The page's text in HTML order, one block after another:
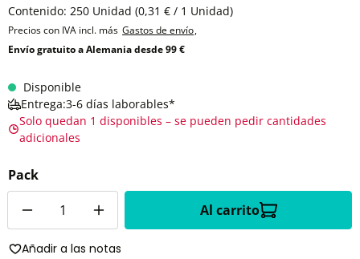
Contenido: 250 Unidad (0,31 € / 1 Unidad)
Precios con IVA incl. más Gastos de envío,
Envío gratuito a Alemania desde 99 €
Disponible
Entrega:3-6 días laborables*
Solo quedan 1 disponibles – se pueden pedir cantidades
adicionales
Pack
Al carrito
Añadir a las notas